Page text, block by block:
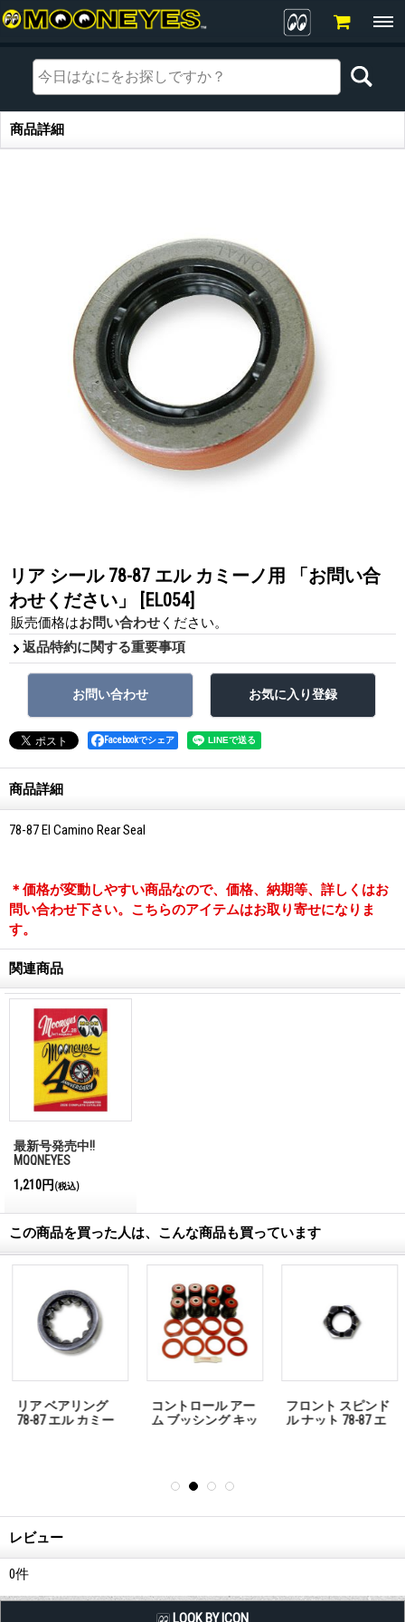
商品詳細
商品詳細
リア シール 78-87 エル カミーノ用 「お問い合
わせください」
[EL054]
販売価格はお問い合わせ ください。
返品特約に関する重要事項
Facebookでシェア
商品詳細
78-87 El Camino Rear Seal
＊価格が変動しやすい商品なので、価格、納期等、詳しくはお
問い合わせ下さい。こちらのアイテムはお取り寄せになりま
す。
関連商品
最新号発売中!!
MQQNEYES
Magazine No.28 2026
1,210円 (税込)
この商品を買った人は、こんな商品も買っています
コントロール アー
ム ブッシング キッ
フロント スピンド
ル ナット 78-87 エ
US カヤバ ガスシ
ョック リア - 78-87
レビュー
0件
LQQK BY ICON